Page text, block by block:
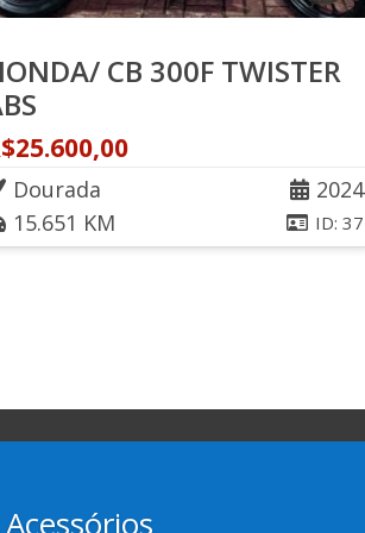
CB 300F TWISTER
25.600,00
2024
Dourada
ID: 37
15.651 KM
Acessórios